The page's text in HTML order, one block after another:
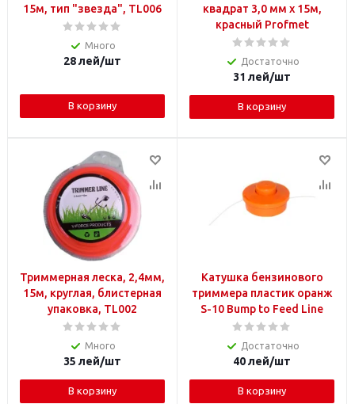
15м, тип "звезда", TL006
Много
28лей/шт
В корзину
квадрат 3,0 мм х 15м,
красный Profmet
Достаточно
31 лей/шт
В корзину
Триммерная леска, 2,4мм,
15м, круглая, блистерная
упаковка, TL002
Много
35 лей/шт
В корзину
Катушка бензинового
триммера пластик оранж
S-10 Bump to Feed Line
Достаточно
40лей/шт
В корзину